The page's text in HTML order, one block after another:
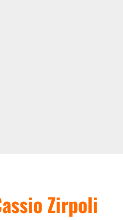
Zirpoli